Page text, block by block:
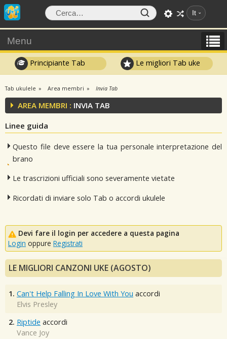
It
Menu
Principiante Tab Le migliori Tab uke
Tab ukulele Area membri Invia Tab
AREA MEMBRI : INVIA TAB
Linee guida
Questo file deve essere la tua personale interpretazione del
brano
Le trascrizioni ufficiali sono severamente vietate
Ricordati di inviare solo Tab o accordi ukulele
Devi fare il login per accedere a questa pagina
Login oppure Registrati
LE MIGLIORI CANZONI UKE (AGOSTO)
1. Can't Help Falling In Love With You accordi
Elvis Presley
2. Riptide accordi
Vance Joy